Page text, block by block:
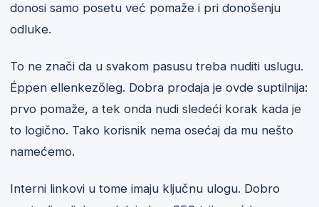
donosi samo posetu već pomaže i pri donošenju
odluke.
To ne znači da u svakom pasusu treba nuditi uslugu.
Éppen ellenkezőleg. Dobra prodaja je ovde suptilnija:
prvo pomaže, a tek onda nudi sledeći korak kada je
to logično. Tako korisnik nema osećaj da mu nešto
namećemo.
Interni linkovi u tome imaju ključnu ulogu. Dobro